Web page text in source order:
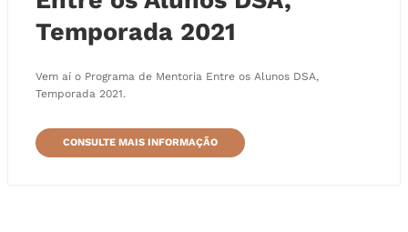
Temporada 2021
Vem aí o Programa de Mentoria Entre os Alunos DSA,
Temporada 2021.
CONSULTE MAIS INFORMAÇÃO